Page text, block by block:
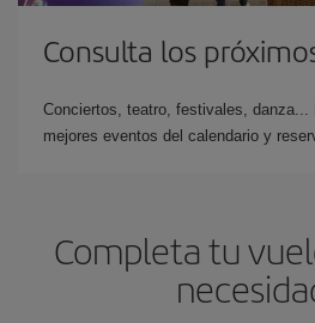
Consulta los
Conciertos, teatro, festivales, danza...
mejores eventos del calendario y
Completa tu